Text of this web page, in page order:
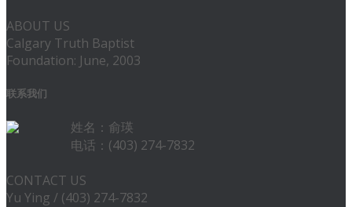
ABOUT US
Calgary Truth Baptist
Foundation: June, 2003
联系我们
姓名：俞瑛
电话：(403) 274-7832
CONTACT US
Yu Ying / (403) 274-7832